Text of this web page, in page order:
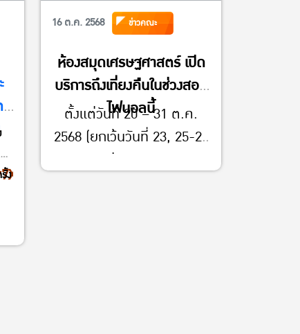
ง
20 – 31 ต.ค. 2568 (ยกเว้นวันที่ 23, 25-
26 ต.ค. 68 เปิด 09:30 – 20:30 น.)นิสิต
สามารถใช้บริการพื้นที่อ่านหนังสือ พื้นที่
ทำงานกลุ่ม และบริการอื่น ๆ ได้ตามปกติ
16 ต.ค. 2568 ข่าวคณะ
ห้องสมุดเศรษฐศาสตร์ เปิด
บริการถึงเที่ยงคืนในช่วงสอบ
ไฟนอลนี้
ตั้งแต่วันที่ 20 – 31 ต.ค.
2568 (ยกเว้นวันที่ 23, 25-26
ต.ค. 68 เปิด 09:30 – 20:30